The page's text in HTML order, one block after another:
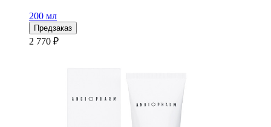
200 мл
Предзаказ
2 770 ₽